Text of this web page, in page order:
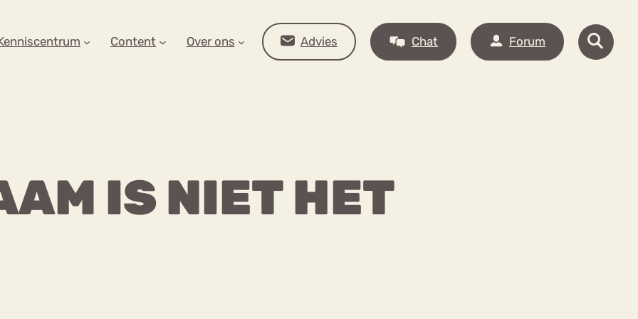
Content Over ons Advies Chat Forum
IS NIET HET
OP ZOEK?